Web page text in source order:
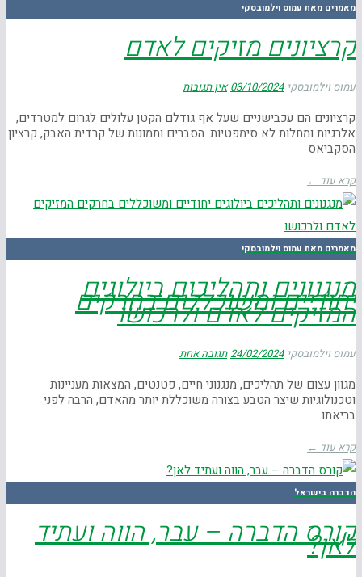
מאמרים מאת עמוס וילמובסקי
קרציונים מזיקים לאדם
עמוס וילמובסקי 03/10/2024 אין תגובות
קרציונים הם עכבישניים שעל אף גודלם הקטן עלולים לגרום למטרדים,
אלרגיות ומחלות לא סימפטיות. הסברים ותמונות של קרדית האבק, קרציון
הסקביאס
קרא עוד ←
מאמרים מאת עמוס וילמובסקי
מנגנונים ותהליכים ביולוגים
יחודיים ומשוכללים בחרקים
המזיקים לאדם ולרכושו
עמוס וילמובסקי 24/02/2024 תגובה אחת
מגוון עצום של תהליכים, מנגנוני חיים, פטנטים, המצאות מעניינות
וטכנולוגיות שיצר הטבע בצורה משוכללת יותר מהאדם, הרבה לפני
בריאתו.
קרא עוד ←
הדברה בישראל
קורס הדברה – עבר, הווה ועתיד
לאן?